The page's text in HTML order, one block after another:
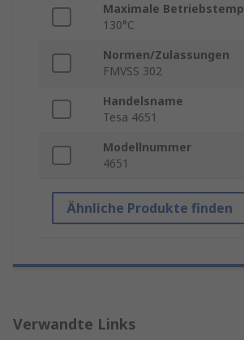
Maximale
130°C
Normen/Zulassungen
FMVSS 302
Handelsname
Tesa 4651
Modellnummer
4651
Ähnliche Produkte finden
Verwandte Links